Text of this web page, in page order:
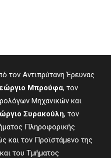
τον Αντιπρύτανη Έρευνας
Μπρούφα, τον
Μηχανικών και
Συρακούλη, τον
Πληροφορικής
και τον Προϊστάμενο της
του Τμήματος